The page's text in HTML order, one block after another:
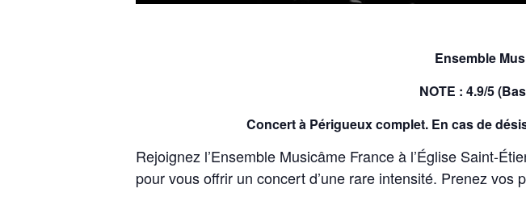
Ensemble
NOTE : 4.9/5
Concert à Périgueux complet. En cas de
Rejoignez l’Ensemble Musicâme France à l’Église Saint-
pour vous offrir un concert d’une rare intensité. Prenez vos